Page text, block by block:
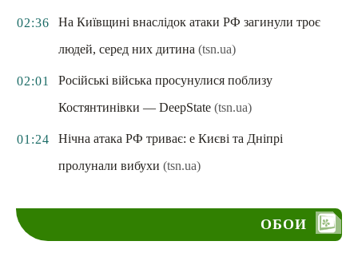
02:36
На Київщині внаслідок атаки РФ загинули троє
людей, серед них дитина (tsn.ua)
02:01
Російські війська просунулися поблизу
Костянтинівки — DeepState (tsn.ua)
01:24
Нічна атака РФ триває: e Києві та Дніпрі
пролунали вибухи (tsn.ua)
ОБОИ